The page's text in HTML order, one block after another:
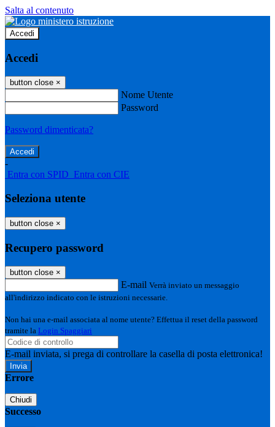
Salta al contenuto
Accedi
Accedi
button close ×
Nome Utente
Password
Password dimenticata?
-
Entra con SPID Entra con CIE
Seleziona utente
button close ×
Recupero password
button close ×
E-mail Verrà inviato un messaggio
all'indirizzo indicato con le istruzioni necessarie.
Non hai una e-mail associata al nome utente? Effettua il reset della password
tramite la Login Spaggiari
E-mail inviata, si prega di controllare la casella di posta elettronica!
Errore
Chiudi
Successo